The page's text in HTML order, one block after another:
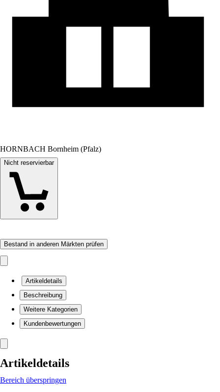
HORNBACH Bornheim (Pfalz)
Nicht reservierbar
Bestand in anderen Märkten prüfen
Artikeldetails
Beschreibung
Weitere Kategorien
Kundenbewertungen
Artikeldetails
Bereich überspringen